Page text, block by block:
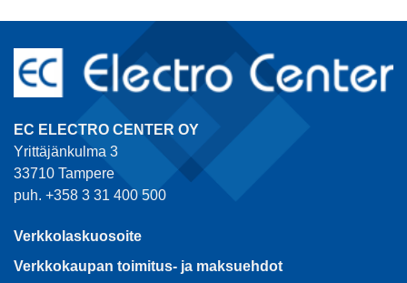
EC ELECTRO CENTER OY
Yrittäjänkulma 3
33710 Tampere
puh. +358 3 31 400 500
Verkkolaskuosoite
Verkkokaupan toimitus- ja maksuehdot